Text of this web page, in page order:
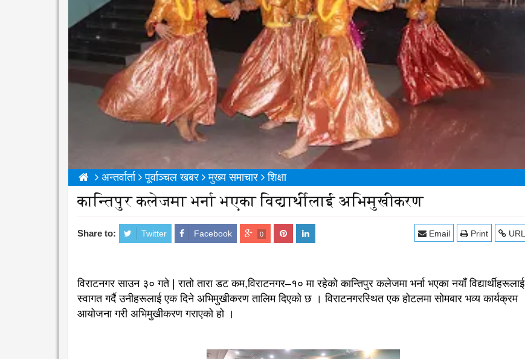
अन्तर्वार्ता पूर्वाञ्चल खबर मुख्य समाचार शिक्षा
कान्तिपुर कलेजमा भर्ना भएका विद्यार्थीलाई अभिमुखीकरण
Share to: Twitter Facebook 0 URL
Print
Email
विराटनगर साउन ३० गते | रातो तारा डट कम,विराटनगर–१० मा रहेको कान्तिपुर कलेजमा भर्ना भएका नयाँ विद्यार्थीहरूलाई
स्वागत गर्दै उनीहरूलाई एक दिने अभिमुखीकरण तालिम दिएको छ । विराटनगरस्थित एक होटलमा सोमबार भव्य कार्यक्रम
आयोजना गरी अभिमुखीकरण गराएको हो ।